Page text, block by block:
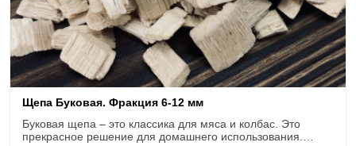
Щепа Буковая. Фракция 6-12 мм
Буковая щепа – это классика для мяса и колбас. Это
прекрасное решение для домашнего использования.